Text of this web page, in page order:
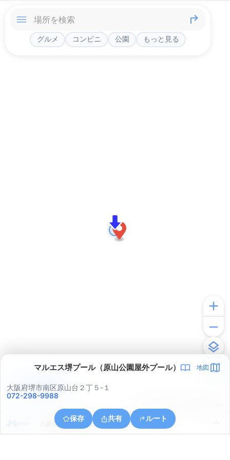
グルメ コンビニ 公園 もっと見る
マルエス堺プール（原山公園屋外プール） 地図
大阪府堺市南区原山台２丁５-１
072-298-9988
保存 共有 ルート
大阪府堺市南区桃山台２丁８
アプリで見る